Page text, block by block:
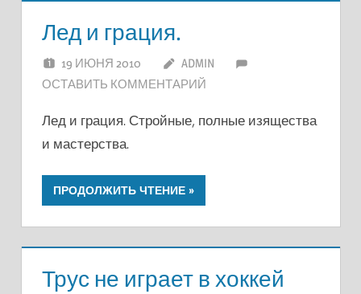
Лед и грация.
19 ИЮНЯ 2010
ADMIN
ОСТАВИТЬ КОММЕНТАРИЙ
Лед и грация. Стройные, полные изящества
и мастерства.
ПРОДОЛЖИТЬ ЧТЕНИЕ
Трус не играет в хоккей